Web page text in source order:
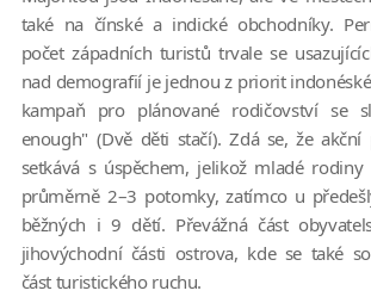
také na čínské a indické obchodníky.
počet západních turistů trvale se
nad demografií je jednou z priorit
kampaň pro plánované rodičovství se
enough" (Dvě děti stačí). Zdá se, že
setkává s úspěchem, jelikož mladé
průměrně 2–3 potomky, zatímco u
běžných i 9 dětí. Převážná část
jihovýchodní části ostrova, kde se také
část turistického ruchu.